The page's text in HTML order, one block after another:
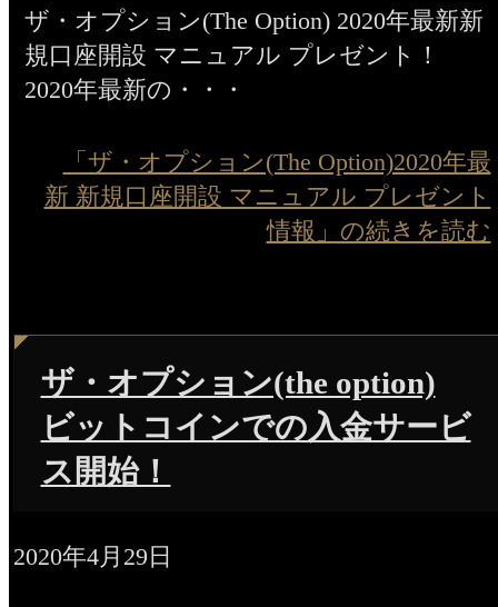
ザ・オプション(The Option) 2020年最新新
規口座開設 マニュアル プレゼント！
2020年最新の・・・
「ザ・オプション(The Option)2020年最
新 新規口座開設 マニュアル プレゼント
情報」の続きを読む
ザ・オプション(the option)
ビットコインでの入金サービ
ス開始！
2020年4月29日